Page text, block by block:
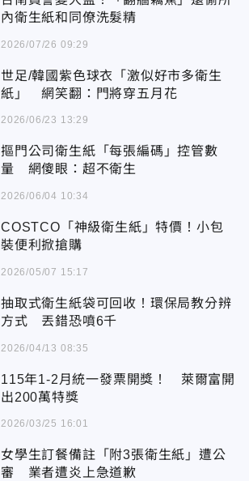
內衛生紙和同僚洗髮精
2026/07/26 09:29
世足/韓國紫色球衣「激似好市多衛生
紙」 網笑翻：門將穿五月花
2026/06/23 13:29
摳門公司衛生紙「每張編碼」控管數
量 網傻眼：超不衛生
2026/06/04 10:34
COSTCO「神級衛生紙」特價！小包
裝便利掀搶購
2026/05/07 15:17
抽取式衛生紙袋可回收！環保局教分辨
方式 丟錯恐噴6千
2026/04/13 08:35
115年1-2月統一發票開獎！ 萊爾富開
出200萬特獎
2026/03/25 16:01
女學生訂餐備註「附3張衛生紙」遭公
審 業者遭炎上急道歉